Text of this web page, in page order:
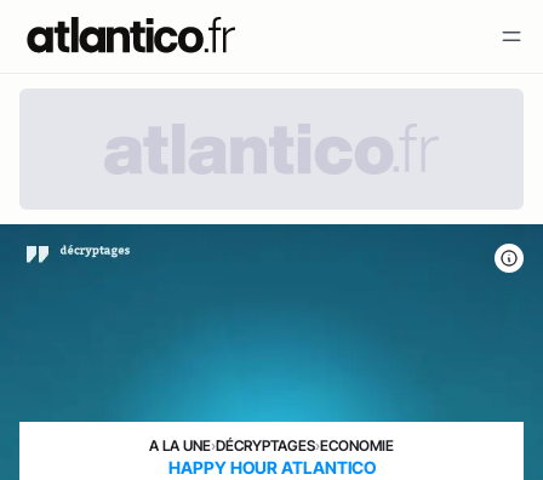
A LA UNE›DÉCRYPTAGES›ECONOMIE
HAPPY HOUR ATLANTICO